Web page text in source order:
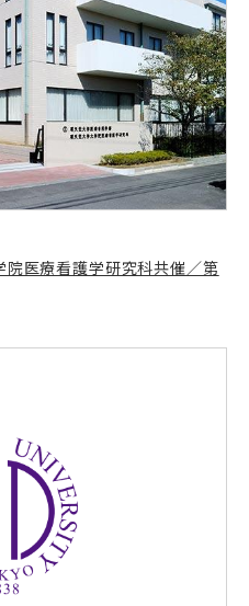
医療看護学研究科共催／第